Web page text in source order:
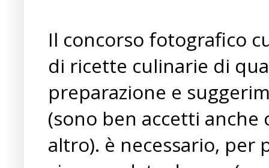
Il concorso fotografico
di ricette culinarie di
preparazione e
(sono ben accetti
altro). è necessario, per